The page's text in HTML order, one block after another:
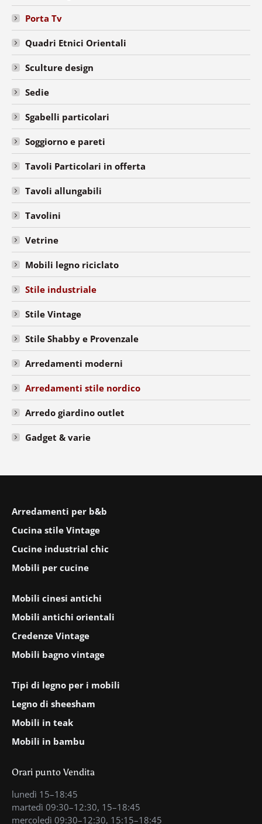
Porta Tv
Quadri Etnici Orientali
Sculture design
Sedie
Sgabelli particolari
Soggiorno e pareti
Tavoli Particolari in offerta
Tavoli allungabili
Tavolini
Vetrine
Mobili legno riciclato
Stile industriale
Stile Vintage
Stile Shabby e Provenzale
Arredamenti moderni
Arredamenti stile nordico
Arredo giardino outlet
Gadget & varie
Arredamenti per b&b
Cucina stile Vintage
Cucine industrial chic
Mobili per cucine
Mobili cinesi antichi
Mobili antichi orientali
Credenze Vintage
Mobili bagno vintage
Tipi di legno per i mobili
Legno di sheesham
Mobili in teak
Mobili in bambu
Orari punto Vendita
lunedì 15–18:45
martedì 09:30–12:30, 15–18:45
mercoledì 09:30–12:30, 15:15–18:45